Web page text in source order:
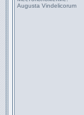
Augusta Vindelicorum